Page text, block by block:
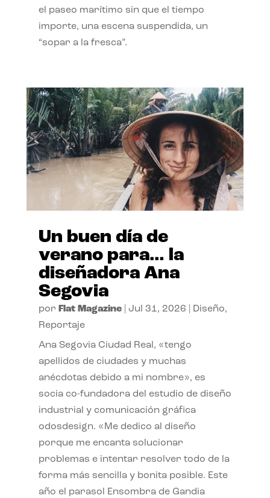
el paseo marítimo sin que el tiempo
importe, una escena suspendida, un
“sopar a la fresca”.
Un buen día de
verano para… la
diseñadora Ana
Segovia
por Flat Magazine| Jul 31, 2026 Diseño,
Reportaje
Ana Segovia Ciudad Real, «tengo
apellidos de ciudades y muchas
anécdotas debido a mi nombre», es
socia co-fundadora del estudio de diseño
industrial y comunicación gráfica
odosdesign. «Me dedico al diseño
porque me encanta solucionar
problemas e intentar resolver todo de la
forma más sencilla y bonita posible. Este
año el parasol Ensombra de Gandia